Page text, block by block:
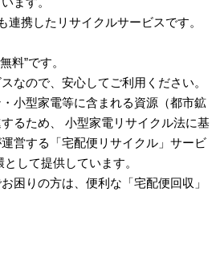
連携したリサイクルサービスです。
料”です。
なので、安心してご利用ください。
小型家電等に含まれる資源（都市鉱
るため、
小型家電リサイクル法に基
営する「宅配便リサイクル」サービ
して提供しています。
困りの方は、便利な「宅配便回収」